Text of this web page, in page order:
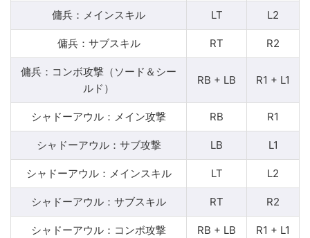
傭兵：メインスキル LT L2
傭兵：サブスキル RT R2
傭兵：コンボ攻撃（ソード＆シー
ルド）
RB + LB R1 + L1
シャドーアウル：メイン攻撃 RB R1
シャドーアウル：サブ攻撃 LB L1
シャドーアウル：メインスキル LT L2
シャドーアウル：サブスキル RT R2
シャドーアウル：コンボ攻撃 RB + LB R1 + L1